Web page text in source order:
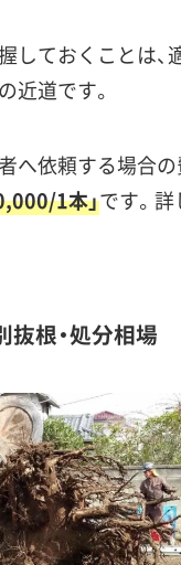
しておくことは、
近道です。
へ依頼する場合
1本」です。
根・処分相場